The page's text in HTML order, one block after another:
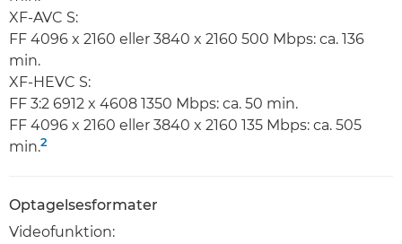
XF-AVC S:
FF 4096 x 2160 eller 3840 x 2160 500 Mbps: ca. 136
min.
XF-HEVC S:
FF 3:2 6912 x 4608 1350 Mbps: ca. 50 min.
FF 4096 x 2160 eller 3840 x 2160 135 Mbps: ca. 505
min.2
Optagelsesformater
Videofunktion: